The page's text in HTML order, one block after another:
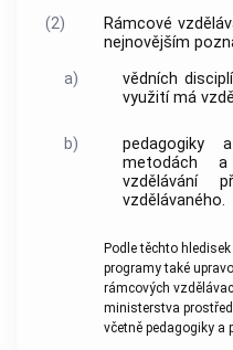
(2)
Rámcové
nejnovějším
a)
vědních
využití má
b)
pedagogiky
metodách a
vzdělávání
vzdělávaného.
Podle těchto
programy také
rámcových
ministerstva
včetně pedagogiky a